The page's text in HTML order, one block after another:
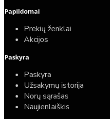
Papildomai
Prekių ženklai
Akcijos
Paskyra
Paskyra
Užsakymų istorija
Norų sąrašas
Naujienlaiškis